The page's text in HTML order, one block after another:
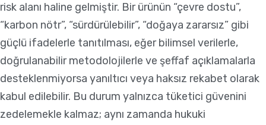
risk alanı haline gelmiştir. Bir ürünün “çevre dostu”,
“karbon nötr”, “sürdürülebilir”, “doğaya zararsız” gibi
güçlü ifadelerle tanıtılması, eğer bilimsel verilerle,
doğrulanabilir metodolojilerle ve şeffaf açıklamalarla
desteklenmiyorsa yanıltıcı veya haksız rekabet olarak
kabul edilebilir. Bu durum yalnızca tüketici güvenini
zedelemekle kalmaz; aynı zamanda hukuki